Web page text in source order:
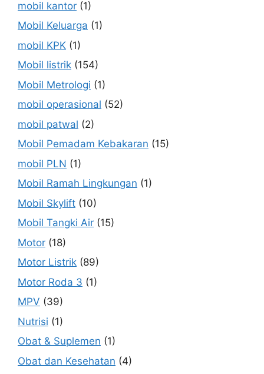
mobil kantor (1)
Mobil Keluarga (1)
mobil KPK (1)
Mobil listrik (154)
Mobil Metrologi (1)
mobil operasional (52)
mobil patwal (2)
Mobil Pemadam Kebakaran (15)
mobil PLN (1)
Mobil Ramah Lingkungan (1)
Mobil Skylift (10)
Mobil Tangki Air (15)
Motor (18)
Motor Listrik (89)
Motor Roda 3 (1)
MPV (39)
Nutrisi (1)
Obat & Suplemen (1)
Obat dan Kesehatan (4)